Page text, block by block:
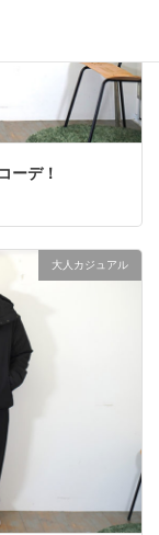
ーデ！
大人カジュアル